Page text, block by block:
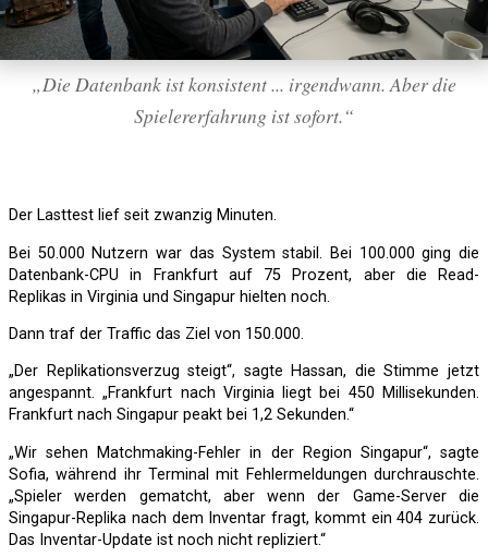
„Die Datenbank ist konsistent ... irgendwann. Aber die
Spielererfahrung ist sofort.“
Der Lasttest lief seit zwanzig Minuten.
Bei 50.000 Nutzern war das System stabil. Bei 100.000 ging die
Datenbank-CPU in Frankfurt auf 75 Prozent, aber die Read-
Replikas in Virginia und Singapur hielten noch.
Dann traf der Traffic das Ziel von 150.000.
„Der Replikationsverzug steigt“, sagte Hassan, die Stimme jetzt
angespannt. „Frankfurt nach Virginia liegt bei 450 Millisekunden.
Frankfurt nach Singapur peakt bei 1,2 Sekunden.“
„Wir sehen Matchmaking-Fehler in der Region Singapur“, sagte
Sofia, während ihr Terminal mit Fehlermeldungen durchrauschte.
„Spieler werden gematcht, aber wenn der Game-Server die
Singapur-Replika nach dem Inventar fragt, kommt ein 404 zurück.
Das Inventar-Update ist noch nicht repliziert.“